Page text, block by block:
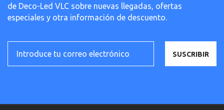
de Deco-Led VLC sobre nuevas llegadas, ofertas
especiales y otra información de descuento.
SUSCRIBIR